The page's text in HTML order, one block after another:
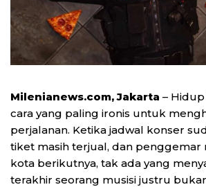
Milenianews.com, Jakarta –
cara yang paling ironis untuk
perjalanan. Ketika jadwal konser
tiket masih terjual, dan
kota berikutnya, tak ada yang
terakhir seorang musisi justru